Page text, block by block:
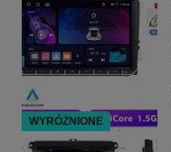
WYRÓŻNIONE